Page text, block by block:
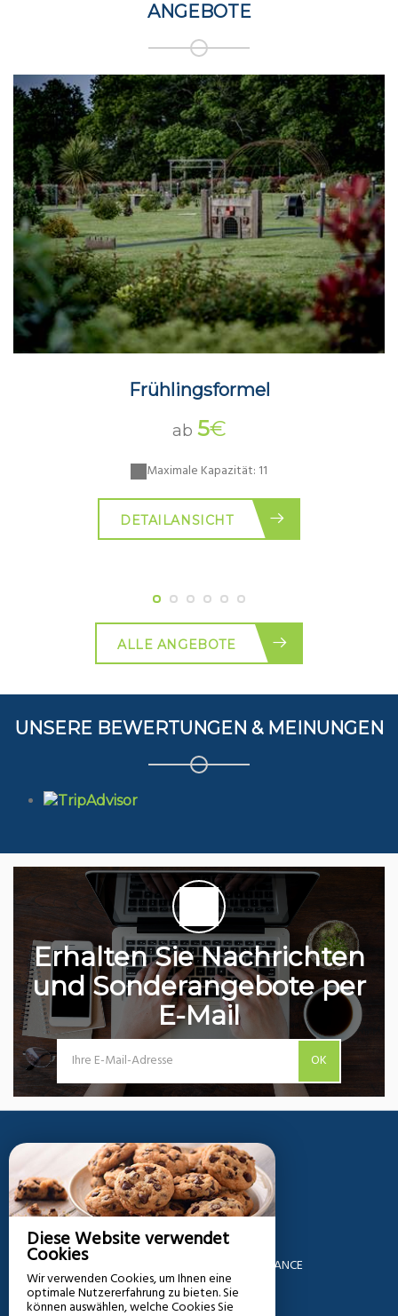
Diese Website verwendet
Cookies
Wir verwenden Cookies, um Ihnen eine
optimale Nutzererfahrung zu bieten. Sie
können auswählen, welche Cookies Sie
ANGEBOTE
Frühlingsformel
ab 5€
Maximale Kapazität: 11
DETAILANSICHT
ALLE ANGEBOTE
UNSERE BEWERTUNGEN & MEINUNGEN
Erhalten Sie Nachrichten
und Sonderangebote per
E-Mail
OK
GREEN Minigolf
2071, Route De La Malenfandière,
50380 ST AUBIN DES PREAUX - FRANCE
+33 6 88 67 14 14
E-Mail-Kontakt